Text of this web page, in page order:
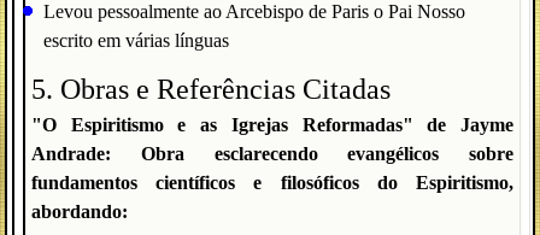
Levou pessoalmente ao Arcebispo de Paris o Pai Nosso
escrito em várias línguas
5. Obras e Referências Citadas
"O Espiritismo e as Igrejas Reformadas" de Jayme
Andrade: Obra esclarecendo evangélicos sobre
fundamentos científicos e filosóficos do Espiritismo,
abordando: